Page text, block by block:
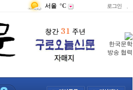
서울 °C 로그인
한국문학
방송 협력